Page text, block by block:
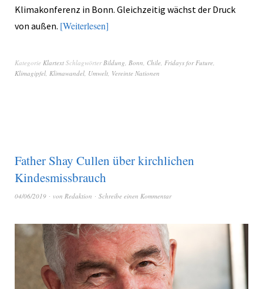
Klimakonferenz in Bonn. Gleichzeitig wächst der Druck
von außen. Weiterlesen
Kategorie Klartext SchlagwörterBildung, Bonn, Chile, Fridays for Future,
Klimagipfel, Klimawandel, Umwelt, Vereinte Nationen
Father Shay Cullen über kirchlichen
Kindesmissbrauch
04/06/2019 von Redaktion Schreibe einen Kommentar